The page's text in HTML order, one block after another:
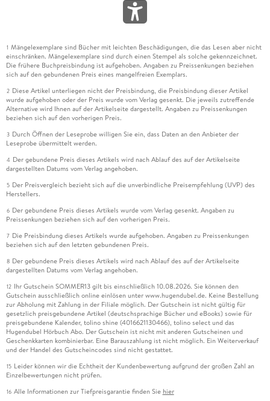
1 Mängelexemplare sind Bücher mit leichten Beschädigungen, die das Lesen aber nicht
einschränken. Mängelexemplare sind durch einen Stempel als solche gekennzeichnet.
Die frühere Buchpreisbindung ist aufgehoben. Angaben zu Preissenkungen beziehen
sich auf den gebundenen Preis eines mangelfreien Exemplars.
2 Diese Artikel unterliegen nicht der Preisbindung, die Preisbindung dieser Artikel
wurde aufgehoben oder der Preis wurde vom Verlag gesenkt. Die jeweils zutreffende
Alternative wird Ihnen auf der Artikelseite dargestellt. Angaben zu Preissenkungen
beziehen sich auf den vorherigen Preis.
3 Durch Öffnen der Leseprobe willigen Sie ein, dass Daten an den Anbieter der
Leseprobe übermittelt werden.
4 Der gebundene Preis dieses Artikels wird nach Ablauf des auf der Artikelseite
dargestellten Datums vom Verlag angehoben.
5 Der Preisvergleich bezieht sich auf die unverbindliche Preisempfehlung (UVP) des
Herstellers.
6 Der gebundene Preis dieses Artikels wurde vom Verlag gesenkt. Angaben zu
Preissenkungen beziehen sich auf den vorherigen Preis.
7 Die Preisbindung dieses Artikels wurde aufgehoben. Angaben zu Preissenkungen
beziehen sich auf den letzten gebundenen Preis.
8 Der gebundene Preis dieses Artikels wird nach Ablauf des auf der Artikelseite
dargestellten Datums vom Verlag angehoben.
12 Ihr Gutschein SOMMER13 gilt bis einschließlich 10.08.2026. Sie können den
Gutschein ausschließlich online einlösen unter www.hugendubel.de. Keine Bestellung
zur Abholung mit Zahlung in der Filiale möglich. Der Gutschein ist nicht gültig für
gesetzlich preisgebundene Artikel (deutschsprachige Bücher und eBooks) sowie für
preisgebundene Kalender, tolino shine (4016621130466), tolino select und das
Hugendubel Hörbuch Abo. Der Gutschein ist nicht mit anderen Gutscheinen und
Geschenkkarten kombinierbar. Eine Barauszahlung ist nicht möglich. Ein Weiterverkauf
und der Handel des Gutscheincodes sind nicht gestattet.
15 Leider können wir die Echtheit der Kundenbewertung aufgrund der großen Zahl an
Einzelbewertungen nicht prüfen.
16 Alle Informationen zur Tiefpreisgarantie finden Sie hier